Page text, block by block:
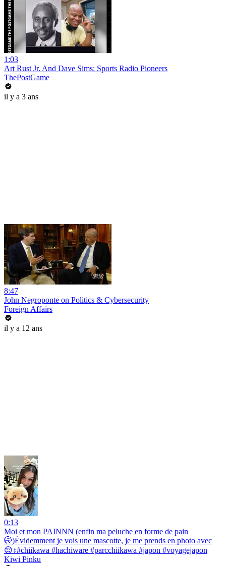
1:03
Art Rust Jr. And Dave Sims: Sports Radio Pioneers
ThePostGame
il y a 3 ans
8:47
John Negroponte on Politics & Cybersecurity
Foreign Affairs
il y a 12 ans
0:13
Moi et mon PAINNN (enfin ma peluche en forme de pain
🤭)Évidemment je vois une mascotte, je me prends en photo avec
😌↕️#chiikawa #hachiware #parcchiikawa #japon #voyagejapon
Kiwi Pinku